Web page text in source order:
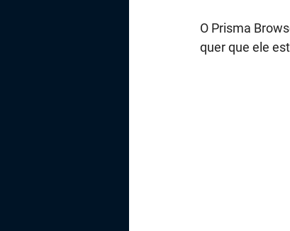
O Prisma
quer que ele